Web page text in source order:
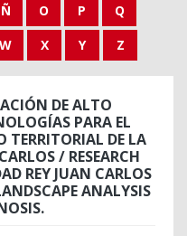
Ñ O P
Q
W X Y Z
DE ALTO
PARA EL
TERRITORIAL DE LA
/ RESEARCH
REY JUAN CARLOS
ANALYSIS